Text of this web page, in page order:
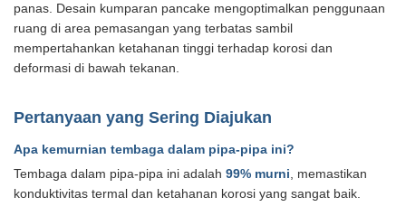
panas. Desain kumparan pancake mengoptimalkan penggunaan
ruang di area pemasangan yang terbatas sambil
mempertahankan ketahanan tinggi terhadap korosi dan
deformasi di bawah tekanan.
Pertanyaan yang Sering Diajukan
Apa kemurnian tembaga dalam pipa-pipa ini?
Tembaga dalam pipa-pipa ini adalah 99% murni, memastikan
konduktivitas termal dan ketahanan korosi yang sangat baik.